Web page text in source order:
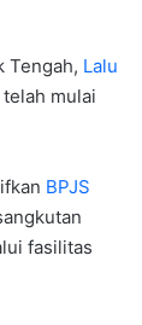
Tengah, Lalu
mulai
BPJS
fasilitas